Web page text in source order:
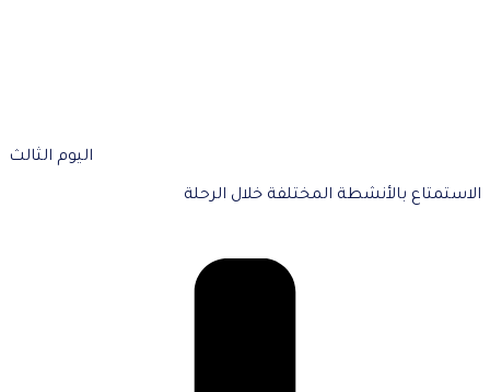
اليوم الثالث
الاستمتاع بالأنشطة المختلفة خلال الرحلة